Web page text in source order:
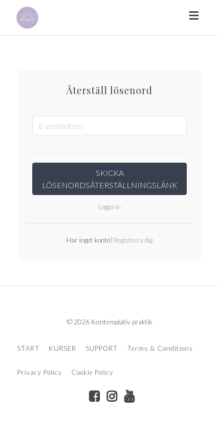
Toggle
Återställ lösenord
Logga in
Har inget konto? Registrera dig
© 2026 Kontemplativ praktik
START KURSER SUPPORT Terms & Conditions
Privacy Policy Cookie Policy